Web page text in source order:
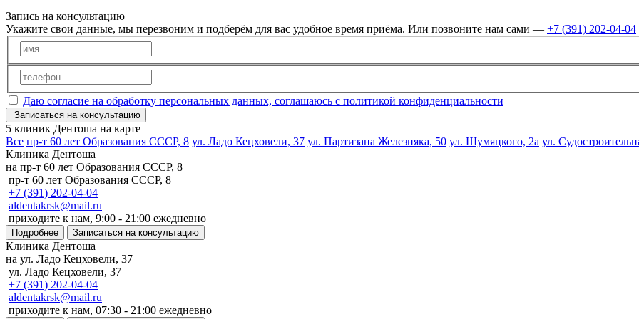
Запись на консультацию
Укажите свои данные, мы перезвоним и подберём для вас удобное время приёма. Или позвоните нам сами — +7 (391) 202-04-04
Даю согласие на обработку персональных данных, соглашаюсь с политикой конфиденциальности
Записаться на консультацию
5 клиник Дентоша на карте
Все пр-т 60 лет Образования СССР, 8 ул. Ладо Кецховели, 37 ул. Партизана Железняка, 50 ул. Шумяцкого, 2а ул.
Клиника Дентоша
на пр-т 60 лет Образования СССР, 8
пр-т 60 лет Образования СССР, 8
+7 (391) 202-04-04
aldentakrsk@mail.ru
приходите к нам, 9:00 - 21:00 ежедневно
Подробнее Записаться на консультацию
Клиника Дентоша
на ул. Ладо Кецховели, 37
ул. Ладо Кецховели, 37
+7 (391) 202-04-04
aldentakrsk@mail.ru
приходите к нам, 07:30 - 21:00 ежедневно